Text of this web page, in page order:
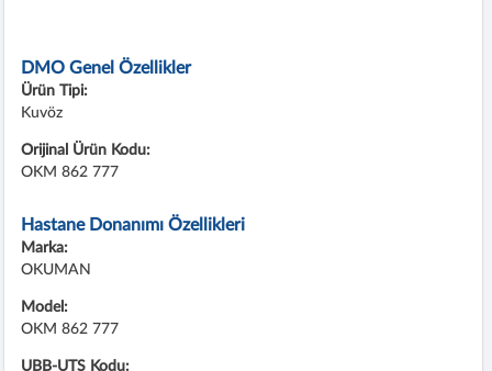
DMO Genel Özellikler
Ürün Tipi:
Kuvöz
Orijinal Ürün Kodu:
OKM 862 777
Hastane Donanımı Özellikleri
Marka:
OKUMAN
Model:
OKM 862 777
UBB-UTS Kodu: